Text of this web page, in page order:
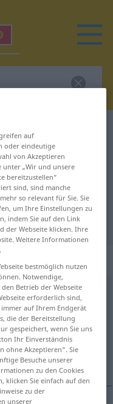
antippen)
auf
oder eindeutige
von Akzeptieren
unter „Wir und unsere
bereitzustellen“
sind, sind manche
so relevant für Sie. Sie
um Ihre Einstellungen zu
indem Sie auf den Link
der Webseite klicken. Ihre
Weitere Informationen
bestmöglich nutzen
Notwendige,
Betrieb der Webseite
erforderlich sind,
auf Ihrem Endgerät
die der Bereitstellung
gespeichert, wenn Sie uns
Ihr Einverständnis
ohne Akzeptieren“. Sie
Besuche unserer
zu den Cookies
klicken Sie einfach auf den
zu der
unserer